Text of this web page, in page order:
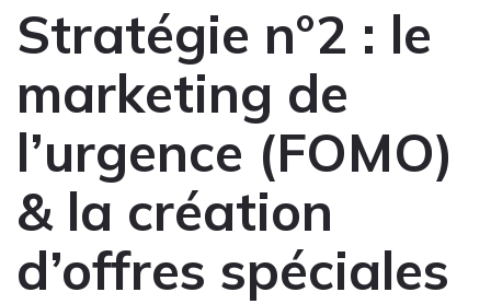
Stratégie n°2 : le
marketing de
l’urgence (FOMO)
& la création
d’offres spéciales